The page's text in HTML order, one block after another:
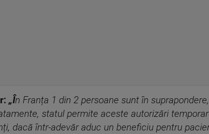
„În Franța 1 din 2 persoane sunt în
statul permite aceste autorizări
dacă într-adevăr aduc un beneficiu pentru